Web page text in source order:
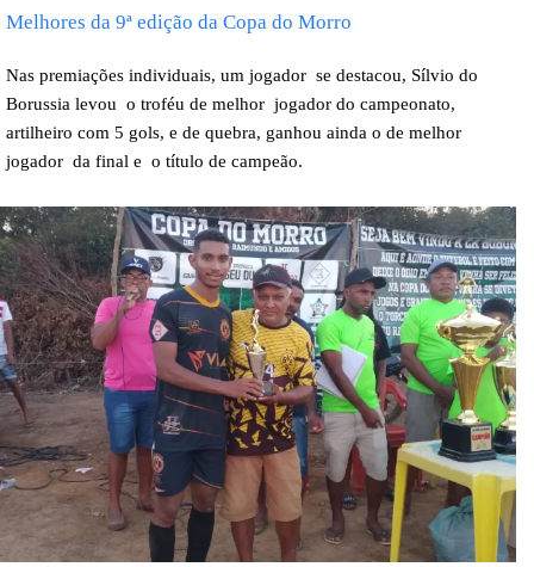
Melhores da 9ª edição da Copa do Morro
Nas premiações individuais, um jogador se destacou, Sílvio do
Borussia levou o troféu de melhor jogador do campeonato,
artilheiro com 5 gols, e de quebra, ganhou ainda o de melhor
jogador da final e o título de campeão.